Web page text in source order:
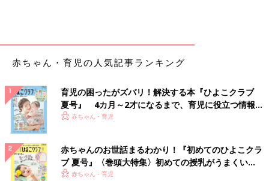
赤ちゃん・育児の人気記事ランキング
育児の困ったがズバリ！解決する本『ひよこクラブ
夏号』 4カ月～2才になるまで、育児に役立つ情報が
いっぱい！
赤ちゃん・育児
赤ちゃんのお世話まるわかり！『初めてのひよこクラ
ブ 夏号』〈巻頭大特集〉初めての授乳がうまくい
く！ おっぱい・ミルクの基本と夏のトラブル 解決テ
赤ちゃん・育児